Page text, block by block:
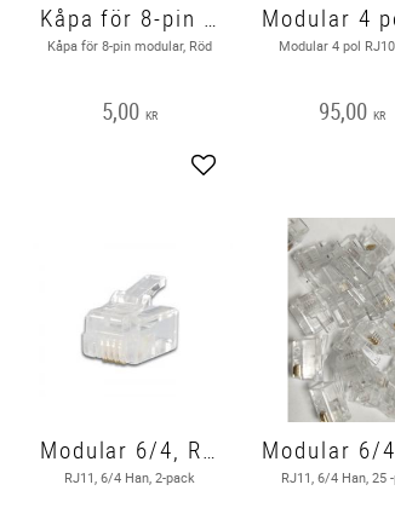
to favorites
Kåpa för 8-pin modular, Röd
Kåpa för 8-pin modular, Röd
5,00 KR
Add to favorites
Modular 4 pol
95,00 KR
Modular 6/4, RJ11
RJ11, 6/4 Han, 2-pack RJ11, 6/4 Han, 25